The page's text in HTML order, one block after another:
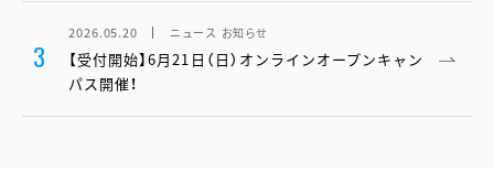
3
2026.05.20 ニュース お知らせ
【受付開始】6月21日（日）オンラインオープンキャン
パス開催！